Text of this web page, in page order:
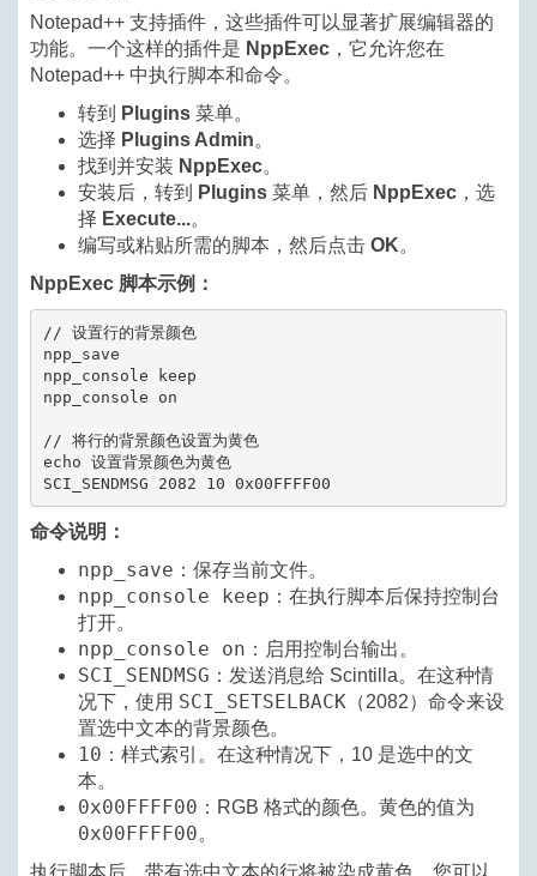
Notepad++ 支持插件，这些插件可以显著扩展编辑器的
功能。一个这样的插件是 NppExec ，它允许您在
Notepad++ 中执行脚本和命令。
转到
Plugins 菜单。
选择 Plugins Admin。
找到并安装 NppExec。
安装后，转到
Plugins 菜单，然后 NppExec ，选
择 Execute...。
编写或粘贴所需的脚本，然后点击 OK。
NppExec 脚本示例：
// 设置行的背景颜色
npp_save
npp_console keep
npp_console on
// 将行的背景颜色设置为黄色
echo 设置背景颜色为黄色
命令说明：
npp_save ：保存当前文件。
npp_console keep ：在执行脚本后保持控制台
打开。
npp_console on ：启用控制台输出。
SCI_SENDMSG ：发送消息给 Scintilla。在这种情
况下，使用 SCI_SETSELBACK （2082）命令来设
置选中文本的背景颜色。
10 ：样式索引。在这种情况下，10 是选中的文
本。
0x00FFFF00 ：RGB 格式的颜色。黄色的值为
0x00FFFF00。
执行脚本后，带有选中文本的行将被染成黄色。您可以